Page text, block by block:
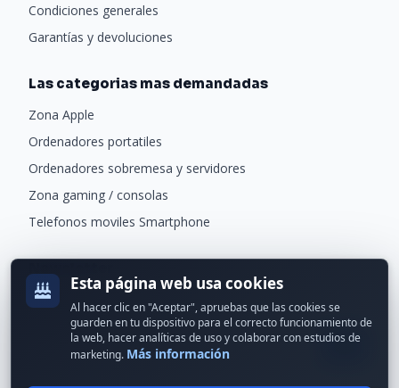
Condiciones generales
Garantías y devoluciones
Las categorias mas demandadas
Zona Apple
Ordenadores portatiles
Ordenadores sobremesa y servidores
Zona gaming / consolas
Telefonos moviles Smartphone
Recibe ofertas exclusivas y novedades.
Esta página web usa cookies
Al hacer clic en "Aceptar", apruebas que las cookies se
guarden en tu dispositivo para el correcto funcionamiento de
la web, hacer analíticas de uso y colaborar con estudios de
marketing. Más información